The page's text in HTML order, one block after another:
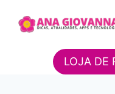
para
LOJA DE